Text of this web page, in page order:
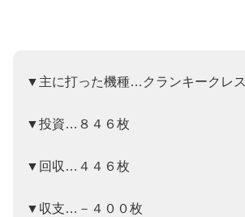
▼主に打った機種…クランキークレ
▼投資…８４６枚
▼回収…４４６枚
▼収支…－４００枚